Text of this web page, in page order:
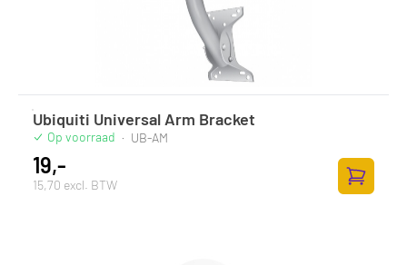
Ubiquiti Universal Arm Bracket
Op voorraad · UB-AM
19,-
15,70 excl. BTW
Zum